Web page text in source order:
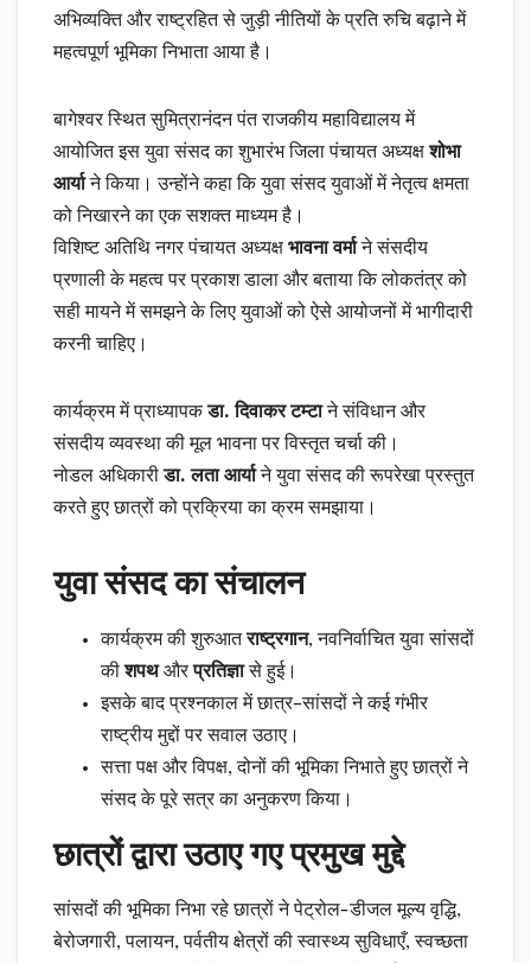
अभिव्यक्ति और राष्ट्रहित से जुड़ी नीतियों के प्रति रुचि बढ़ाने में
महत्वपूर्ण भूमिका निभाता आया है।
बागेश्वर स्थित सुमित्रानंदन पंत राजकीय महाविद्यालय में
आयोजित इस युवा संसद का शुभारंभ जिला पंचायत अध्यक्षशोभा
आर्याने किया। उन्होंने कहा कि युवा संसद युवाओं में नेतृत्व क्षमता
को निखारने का एक सशक्त माध्यम है।
विशिष्ट अतिथि नगर पंचायत अध्यक्ष भावना वर्माने संसदीय
प्रणाली के महत्व पर प्रकाश डाला और बताया कि लोकतंत्र को
सही मायने में समझने के लिए युवाओं को ऐसे आयोजनों में भागीदारी
करनी चाहिए।
कार्यक्रम में प्राध्यापकडा. दिवाकर टम्टाने संविधान और
संसदीय व्यवस्था की मूल भावना पर विस्तृत चर्चा की।
नोडल अधिकारीडा. लता आर्याने युवा संसद की रूपरेखा प्रस्तुत
करते हुए छात्रों को प्रक्रिया का क्रम समझाया।
युवा संसद का संचालन
कार्यक्रम की शुरुआतराष्ट्रगान, नवनिर्वाचित युवा सांसदों
कीशपथऔरप्रतिज्ञासे हुई।
इसके बाद प्रश्नकाल में छात्र–सांसदों ने कई गंभीर
राष्ट्रीय मुद्दों पर सवाल उठाए।
सत्ता पक्ष और विपक्ष, दोनों की भूमिका निभाते हुए छात्रों ने
संसद के पूरे सत्र का अनुकरण किया।
छात्रों द्वारा उठाए गए प्रमुख मुद्दे
सांसदों की भूमिका निभा रहे छात्रों ने पेट्रोल-डीजल मूल्य वृद्धि,
बेरोजगारी, पलायन, पर्वतीय क्षेत्रों की स्वास्थ्य सुविधाएँ, स्वच्छता